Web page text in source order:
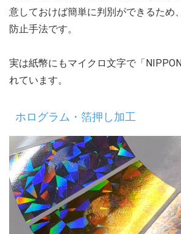
意しておけば簡単に判別ができるため
防止手法です。
実は紙幣にもマイクロ文字で「
れています。
ホログラム・箔押し加工